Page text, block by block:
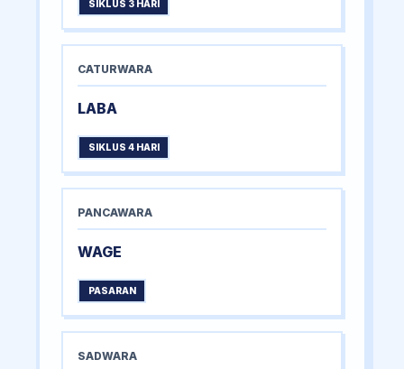
SIKLUS 3 HARI
CATURWARA
LABA
SIKLUS 4 HARI
PANCAWARA
WAGE
PASARAN
SADWARA